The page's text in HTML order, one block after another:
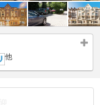
他